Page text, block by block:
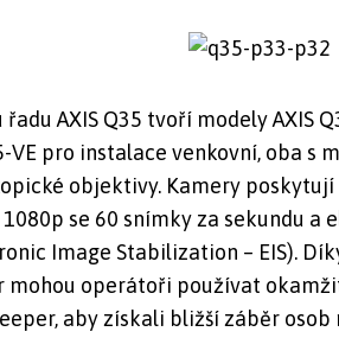
řadu AXIS Q35 tvoří modely AXIS
VE pro instalace venkovní, oba s
objektivy. Kamery
1080p se 60 snímky za sekundu
Image Stabilization – EIS).
mohou operátoři používat
aby získali bližší záběr